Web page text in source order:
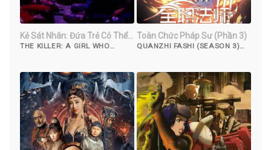
Kẻ Sát Nhân: Đứa Trẻ Có Thể
Chết
THE KILLER: A GIRL WHO
Toàn Chức Pháp Sư (Phần 3)
QUANZHI FASHI (SEASON 3)